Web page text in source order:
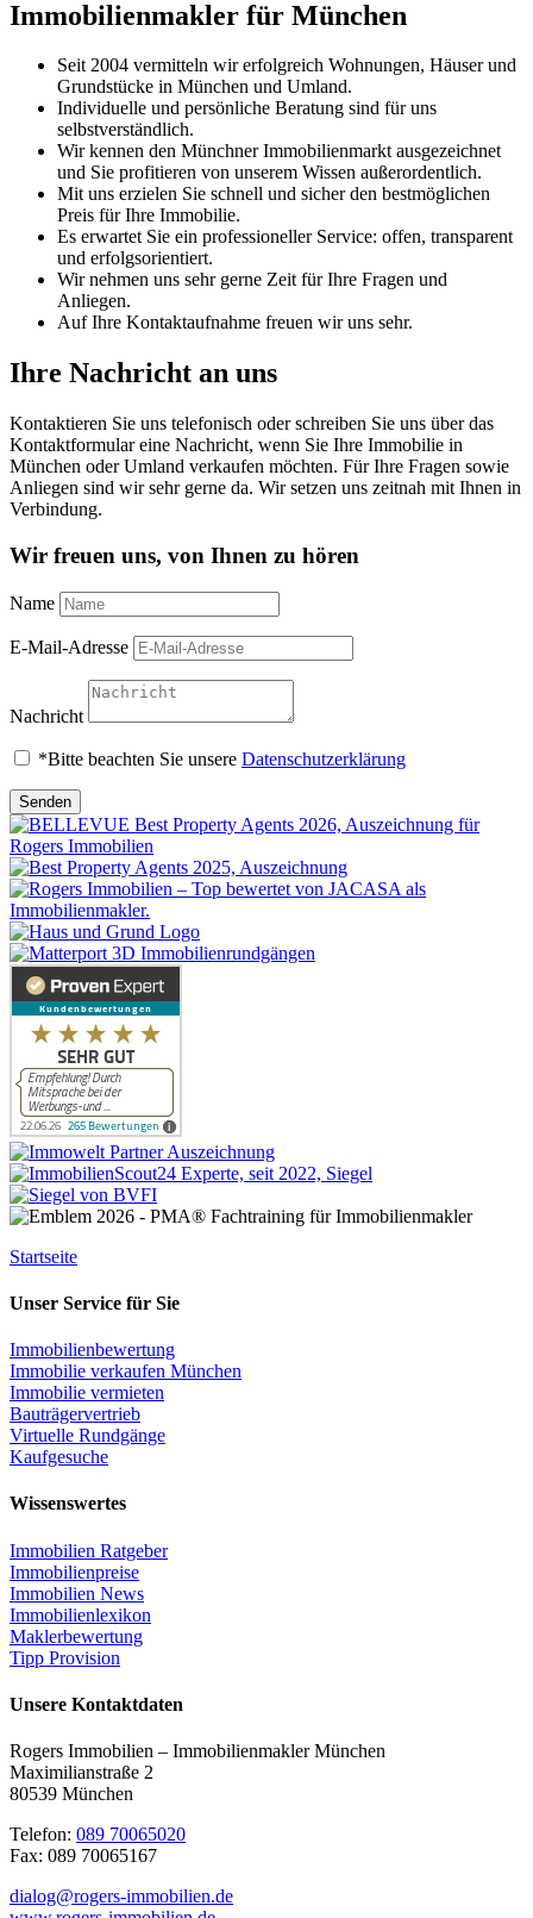
Immobilienmakler für München
Seit 2004 vermitteln wir erfolgreich Wohnungen, Häuser und
Grundstücke in München und Umland.
Individuelle und persönliche Beratung sind für uns
selbstverständlich.
Wir kennen den Münchner Immobilienmarkt ausgezeichnet
und Sie profitieren von unserem Wissen außerordentlich.
Mit uns erzielen Sie schnell und sicher den bestmöglichen
Preis für Ihre Immobilie.
Es erwartet Sie ein professioneller Service: offen, transparent
und erfolgsorientiert.
Wir nehmen uns sehr gerne Zeit für Ihre Fragen und
Anliegen.
Auf Ihre Kontaktaufnahme freuen wir uns sehr.
Ihre Nachricht an uns
Kontaktieren Sie uns telefonisch oder schreiben Sie uns über das
Kontaktformular eine Nachricht, wenn Sie Ihre Immobilie in
München oder Umland verkaufen möchten. Für Ihre Fragen sowie
Anliegen sind wir sehr gerne da. Wir setzen uns zeitnah mit Ihnen in
Verbindung.
Wir freuen uns, von Ihnen zu hören
Name
E-Mail-Adresse
Nachricht
*Bitte beachten Sie unsere Datenschutzerklärung
Senden
Startseite
Unser Service für Sie
Immobilienbewertung
Immobilie verkaufen München
Immobilie vermieten
Bauträgervertrieb
Virtuelle Rundgänge
Kaufgesuche
Wissenswertes
Immobilien Ratgeber
Immobilienpreise
Immobilien News
Immobilienlexikon
Maklerbewertung
Tipp Provision
Unsere Kontaktdaten
Rogers Immobilien – Immobilienmakler München
Maximilianstraße 2
80539 München
Telefon: 089 70065020
Fax: 089 70065167
dialog@rogers-immobilien.de